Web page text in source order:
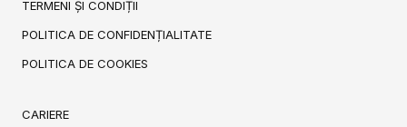
TERMENI ȘI CONDIȚII
POLITICA DE CONFIDENȚIALITATE
POLITICA DE COOKIES
CARIERE